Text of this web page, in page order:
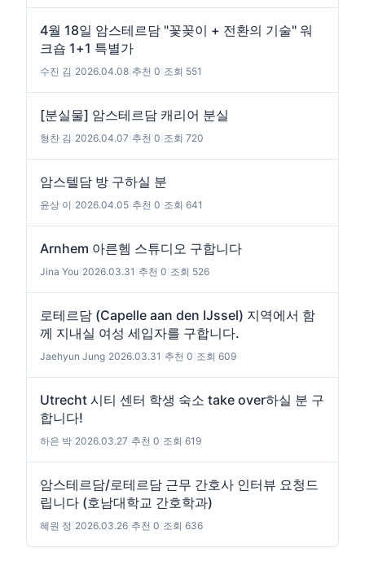
4월 18일 암스테르담 "꽃꽂이 + 전환의 기술" 워
크숍 1+1 특별가
수진 김 2026.04.08 추천 0 조회 551
[분실물] 암스테르담 캐리어 분실
형찬 김 2026.04.07 추천 0 조회 720
암스텔담 방 구하실 분
윤상 이 2026.04.05 추천 0 조회 641
Arnhem 아른헴 스튜디오 구합니다
Jina You 2026.03.31 추천 0 조회 526
로테르담 (Capelle aan den IJssel) 지역에서 함
께 지내실 여성 세입자를 구합니다.
Jaehyun Jung 2026.03.31 추천 0 조회 609
Utrecht 시티 센터 학생 숙소 take over하실 분 구
합니다!
하은 박 2026.03.27 추천 0 조회 619
암스테르담/로테르담 근무 간호사 인터뷰 요청드
립니다 (호남대학교 간호학과)
혜원 정 2026.03.26 추천 0 조회 636